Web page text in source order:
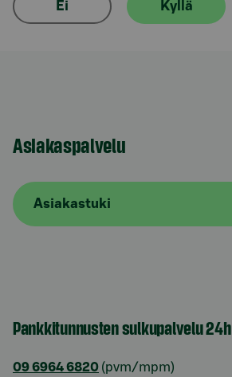
Ei Kyllä
Asiakaspalvelu
Asiakastuki
Pankkitunnusten sulkupalvelu 24h
09 6964 6820 (pvm/mpm)